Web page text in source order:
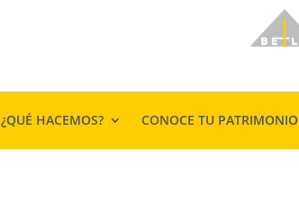
¿QUÉ HACEMOS? CONOCE TU PATRIMONIO